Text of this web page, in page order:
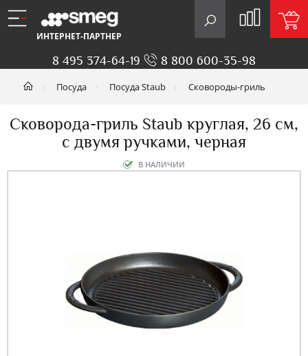
ИНТЕРНЕТ-ПАРТНЕР
8 495 374-64-19 8 800 600-35-98
Посуда Посуда Staub Сковороды-гриль
Сковорода-гриль Staub круглая, 26 см,
с двумя ручками, черная
В НАЛИЧИИ